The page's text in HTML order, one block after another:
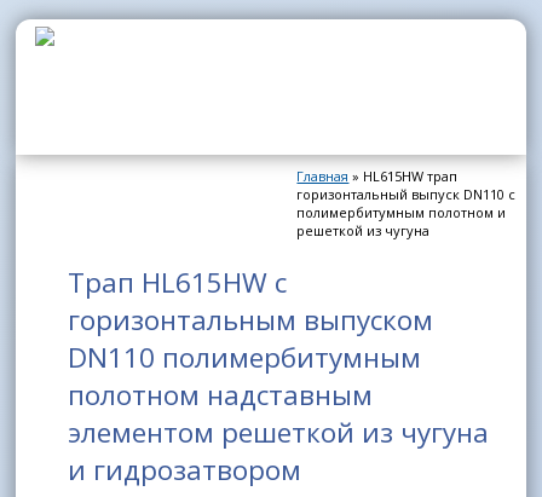
Перейти к основному содержанию
Вы здесь
Главная » HL615HW трап
горизонтальный выпуск DN110 с
полимербитумным полотном и
решеткой из чугуна
Трап HL615HW с
горизонтальным выпуском
DN110 полимербитумным
полотном надставным
элементом решеткой из чугуна
и гидрозатвором